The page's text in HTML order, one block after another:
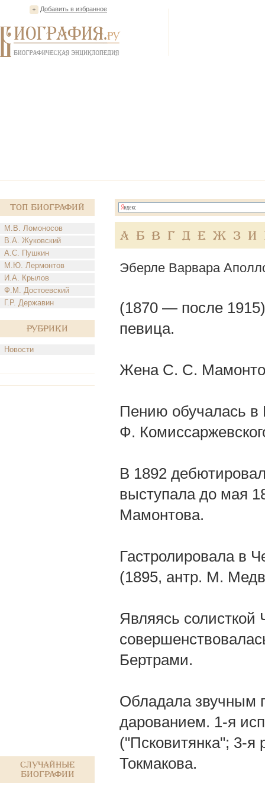
Добавить в избранное
Топ Биографий
М.В. Ломоносов
В.А. Жуковский
А.С. Пушкин
М.Ю. Лермонтов
И.А. Крылов
Ф.М. Достоевский
Г.Р. Державин
Рубрики
Новости
Случайные
биографии
А Б В Г Д Е Ж З И
Эберле Варвара
(1870 — после
певица.
Жена С. С.
Пению обучалась в
Ф.
В 1892
выступала до мая
Мамонтова.
Гастролировала в
(1895, антр. М.
Являясь
Бертрами.
Обладала звучным
дарованием. 1-я
("Псковитянка"; 3-я
Токмакова.